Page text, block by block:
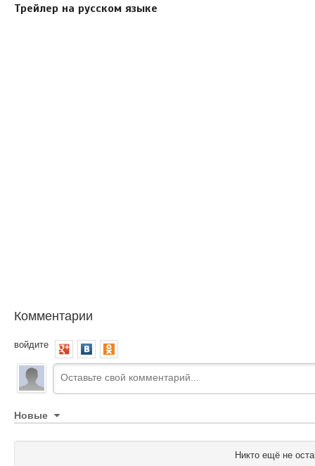
Трейлер на русском языке
Комментарии
войдите
Новые
Никто ещё не